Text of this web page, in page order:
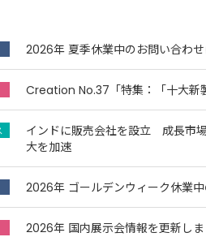
2026年 夏季休業中のお問い合わ
Creation No.37「特集：「十大新
インドに販売会社を設立 成長市
大を加速
2026年 ゴールデンウィーク休業
2026年 国内展示会情報を更新し